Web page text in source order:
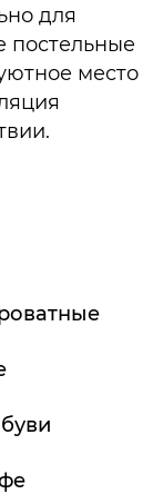
для
постельные
место